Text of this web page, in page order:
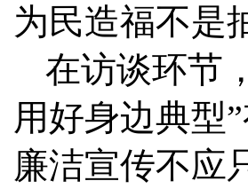
为民造福不是
在访谈环节
用好身边典型
廉洁宣传不应